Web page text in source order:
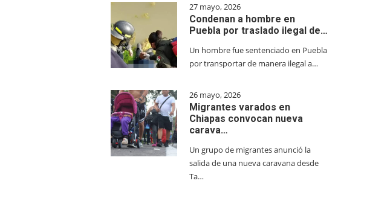
27 mayo, 2026
Condenan a hombre en
Puebla por traslado ilegal de…
Un hombre fue sentenciado en Puebla
por transportar de manera ilegal a…
26 mayo, 2026
Migrantes varados en
Chiapas convocan nueva
carava…
Un grupo de migrantes anunció la
salida de una nueva caravana desde
Ta…